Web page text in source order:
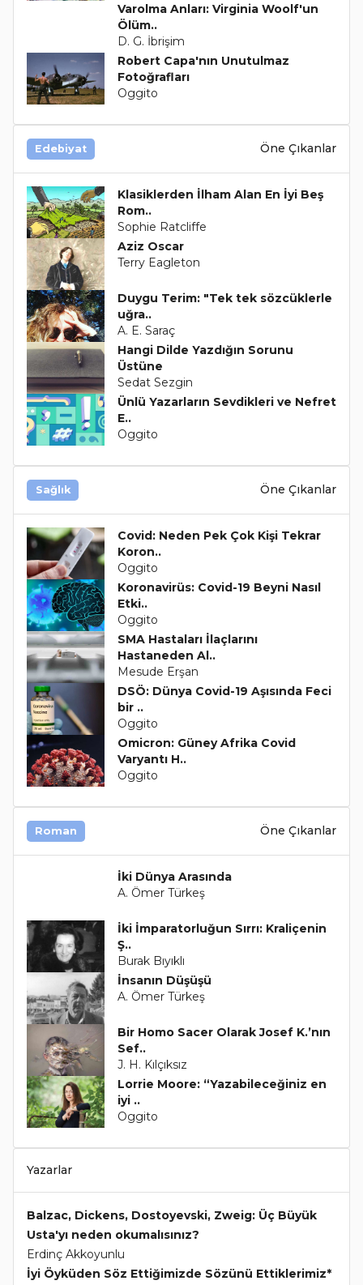
Varolma Anları: Virginia Woolf'un
Ölüm..
D. G. İbrişim
Robert Capa'nın Unutulmaz
Fotoğrafları
Oggito
Edebiyat Öne Çıkanlar
Klasiklerden İlham Alan En İyi Beş
Rom..
Sophie Ratcliffe
Aziz Oscar
Terry Eagleton
Duygu Terim: "Tek tek sözcüklerle
uğra..
A. E. Saraç
Hangi Dilde Yazdığın Sorunu
Üstüne
Sedat Sezgin
Ünlü Yazarların Sevdikleri ve Nefret
E..
Oggito
Sağlık Öne Çıkanlar
Covid: Neden Pek Çok Kişi Tekrar
Koron..
Oggito
Koronavirüs: Covid-19 Beyni Nasıl
Etki..
Oggito
SMA Hastaları İlaçlarını
Hastaneden Al..
Mesude Erşan
DSÖ: Dünya Covid-19 Aşısında Feci
bir ..
Oggito
Omicron: Güney Afrika Covid
Varyantı H..
Oggito
Roman Öne Çıkanlar
İki Dünya Arasında
A. Ömer Türkeş
İki İmparatorluğun Sırrı: Kraliçenin
Ş..
Burak Bıyıklı
İnsanın Düşüşü
A. Ömer Türkeş
Bir Homo Sacer Olarak Josef K.’nın
Sef..
J. H. Kılçıksız
Lorrie Moore: “Yazabileceğiniz en
iyi ..
Oggito
Yazarlar
Balzac, Dickens, Dostoyevski, Zweig: Üç Büyük
Usta'yı neden okumalısınız?
Erdinç Akkoyunlu
İyi Öyküden Söz Ettiğimizde Sözünü Ettiklerimiz*